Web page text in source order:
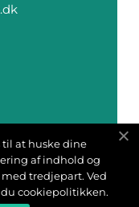
til at huske dine
af indhold og
tredjepart. Ved
cookiepolitikken.